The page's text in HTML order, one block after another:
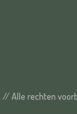
// Alle rechten